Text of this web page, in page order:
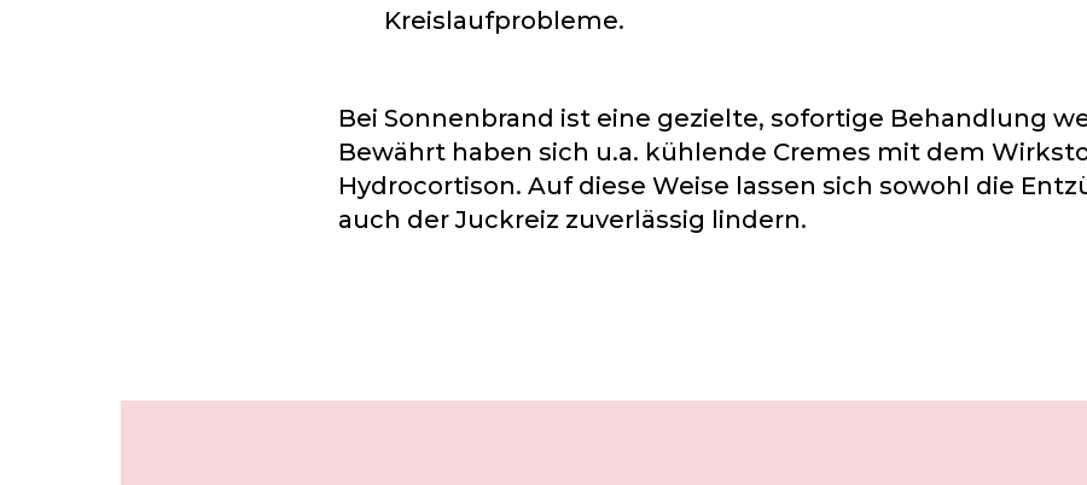
Kreislaufprobleme.
Bei Sonnenbrand ist eine gezielte, sofortige Behandlung
Bewährt haben sich u.a. kühlende Cremes mit dem
Hydrocortison. Auf diese Weise lassen sich sowohl die
auch der Juckreiz zuverlässig lindern.